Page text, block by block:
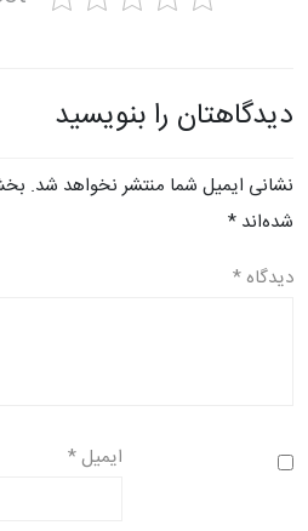
دیدگاهتان را بنویسید
نشانی ایمیل شما منتشر نخواهد شد.
شده‌اند *
دیدگاه *
ایمیل*